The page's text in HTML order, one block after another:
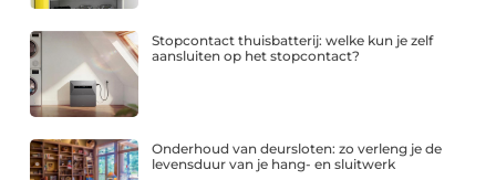
Stopcontact thuisbatterij: welke kun je zelf
aansluiten op het stopcontact?
Onderhoud van deursloten: zo verleng je de
levensduur van je hang- en sluitwerk